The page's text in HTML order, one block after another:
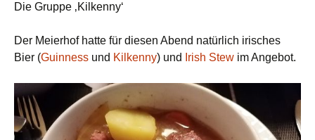
Die Gruppe ‚Kilkenny‘
Der Meierhof hatte für diesen Abend natürlich irisches
Bier (Guinness und Kilkenny) und Irish Stew im Angebot.